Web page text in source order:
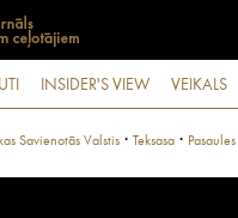
INSIDER'S VIEW VEIKALS
Savienotās Valstis · Teksasa ·